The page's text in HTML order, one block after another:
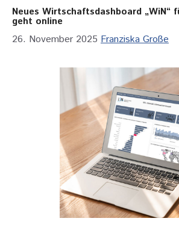
Neues Wirtschaftsdashboard „WiN“
geht online
26. November 2025 Franziska Große